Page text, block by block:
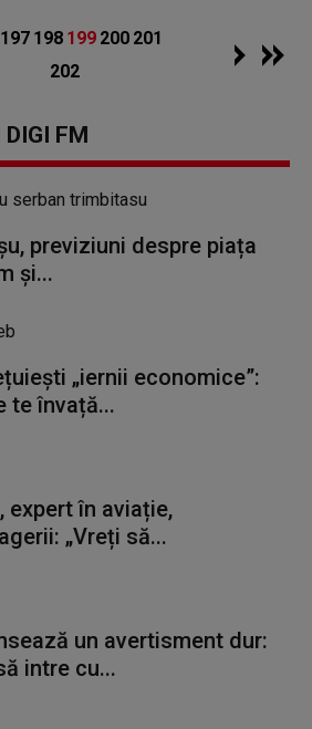
197 198 199 200 201
202
DIGI FM
previziuni despre piața
și...
„iernii economice”:
te învață...
expert în aviație,
„Vreți să...
un avertisment dur:
intre cu...